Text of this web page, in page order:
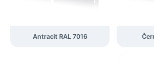
Antracit RAL 7016